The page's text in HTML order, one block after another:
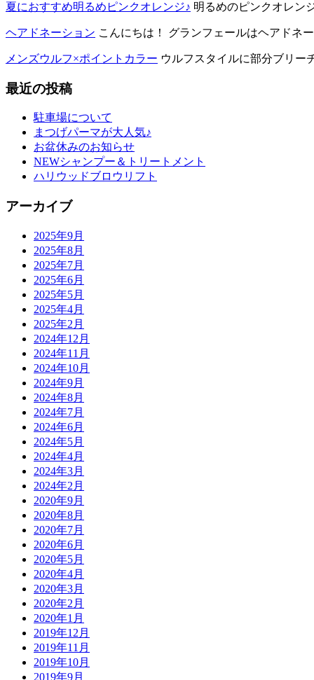
夏におすすめ明るめピンクオレンジ♪ 明るめのピンクオレン
ヘアドネーション こんにちは！ グランフェールはヘアドネ
メンズウルフ×ポイントカラー ウルフスタイルに部分ブリー
最近の投稿
駐車場について
まつげパーマが大人気♪
お盆休みのお知らせ
NEWシャンプー＆トリートメント
ハリウッドブロウリフト
アーカイブ
2025年9月
2025年8月
2025年7月
2025年6月
2025年5月
2025年4月
2025年2月
2024年12月
2024年11月
2024年10月
2024年9月
2024年8月
2024年7月
2024年6月
2024年5月
2024年4月
2024年3月
2024年2月
2020年9月
2020年8月
2020年7月
2020年6月
2020年5月
2020年4月
2020年3月
2020年2月
2020年1月
2019年12月
2019年11月
2019年10月
2019年9月